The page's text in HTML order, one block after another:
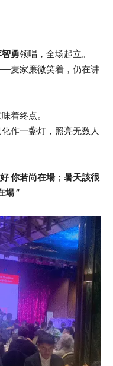
勇领唱，全场起立。
麦家廉微笑着，仍在讲
着终点。
作一盏灯，照亮无数人
你若尚在場； 暑天該很
場 ”